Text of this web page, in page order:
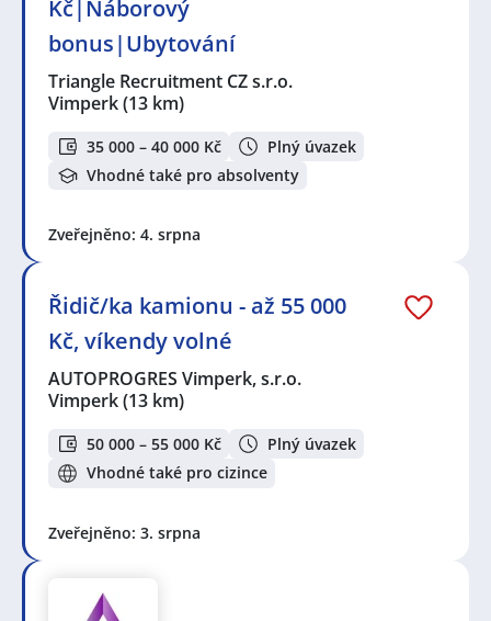
Kč|Náborový
bonus|Ubytování
Triangle Recruitment CZ s.r.o.
Vimperk(13 km)
35 000 – 40 000 Kč
Plný úvazek
Vhodné také pro absolventy
Zveřejněno: 4. srpna
Řidič/ka kamionu - až 55 000
Kč, víkendy volné
AUTOPROGRES Vimperk, s.r.o.
Vimperk(13 km)
50 000 – 55 000 Kč
Plný úvazek
Vhodné také pro cizince
Zveřejněno: 3. srpna